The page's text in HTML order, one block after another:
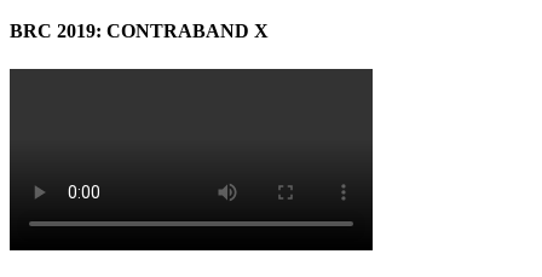
BRC 2019: CONTRABAND X